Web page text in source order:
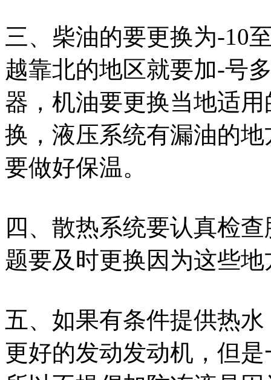
三、柴油的要更换为-10
越靠北的地区就要加-号
器，机油要更换当地适
换，液压系统有漏油的
要做好保温。
四、散热系统要认真检
题要及时更换因为这些
五、如果有条件提供热
更好的发动发动机，但